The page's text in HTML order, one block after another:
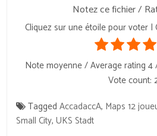
Notez ce fichier /
Cliquez sur une étoile pour voter |
Note moyenne / Average rating 4
Vote count:
TaggedAccadaccA, Maps 12
Small City,UKS Stadt